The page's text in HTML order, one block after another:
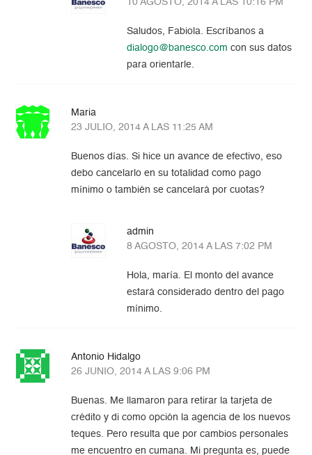
10 AGOSTO, 2014 A LAS 10:16 PM
Saludos, Fabiola. Escríbanos a
dialogo@banesco.com con sus datos
para orientarle.
Maria
23 JULIO, 2014 A LAS 11:25 AM
Buenos días. Si hice un avance de efectivo, eso
debo cancelarlo en su totalidad como pago
mínimo o también se cancelará por cuotas?
admin
8 AGOSTO, 2014 A LAS 7:02 PM
Hola, maría. El monto del avance
estará considerado dentro del pago
mínimo.
Antonio Hidalgo
26 JUNIO, 2014 A LAS 9:06 PM
Buenas. Me llamaron para retirar la tarjeta de
crédito y di como opción la agencia de los nuevos
teques. Pero resulta que por cambios personales
me encuentro en cumana. Mi pregunta es, puede